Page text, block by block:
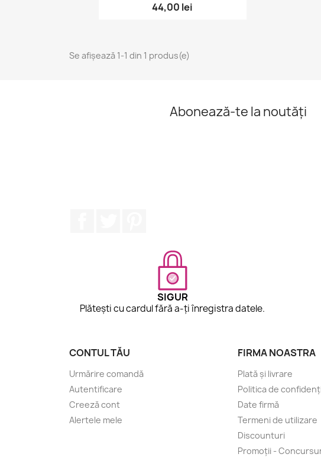
44,00 lei
Se afișează 1-1 din 1 produs(e)
Abonează-te la noutăți
SIGUR
Plătești cu cardul fără a-ți înregistra datele.
CONTUL TĂU
Urmărire comandă
Autentificare
Creeză cont
Alertele mele
FIRMA NOASTRA
Plată și livrare
Politica de
Date firmă
Termeni de utilizare
Discounturi
Promoții -